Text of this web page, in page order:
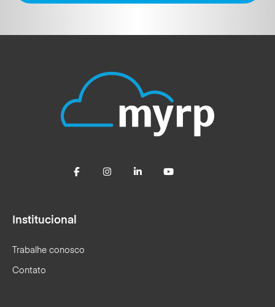
Institucional
Trabalhe conosco
Contato